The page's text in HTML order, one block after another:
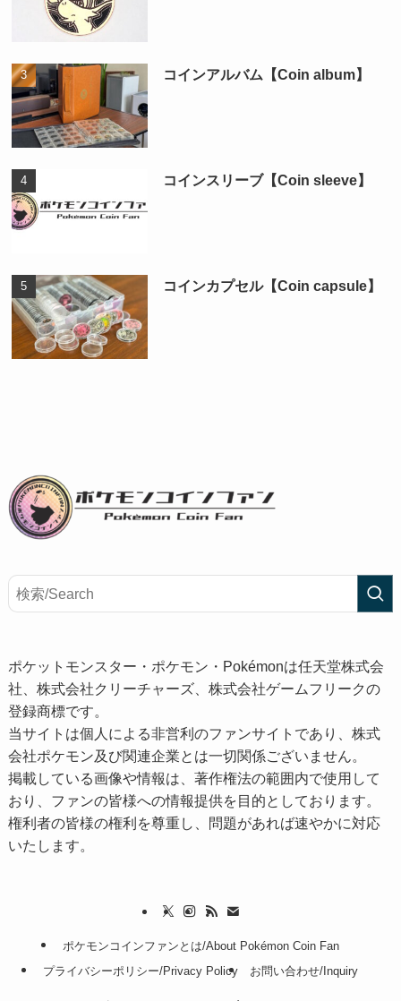
コインアルバム【Coin album】
コインスリーブ【Coin sleeve】
コインカプセル【Coin capsule】
ポケットモンスター・ポケモン・Pokémonは任天堂株式会
社、株式会社クリーチャーズ、株式会社ゲームフリークの
登録商標です。
当サイトは個人による非営利のファンサイトであり、株式
会社ポケモン及び関連企業とは一切関係ございません。
掲載している画像や情報は、著作権法の範囲内で使用して
おり、ファンの皆様への情報提供を目的としております。
権利者の皆様の権利を尊重し、問題があれば速やかに対応
いたします。
ポケモンコインファンとは/About Pokémon Coin Fan
プライバシーポリシー/Privacy Policy
お問い合わせ/Inquiry